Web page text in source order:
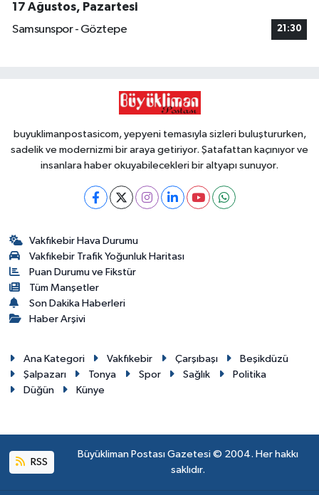
17 Ağustos, Pazartesi
Samsunspor - Göztepe
21:30
buyuklimanpostasicom, yepyeni temasıyla sizleri buluştururken,
sadelik ve modernizmi bir araya getiriyor. Şatafattan kaçınıyor ve
insanlara haber okuyabilecekleri bir altyapı sunuyor.
Vakfıkebir Hava Durumu
Vakfıkebir Trafik Yoğunluk Haritası
Puan Durumu ve Fikstür
Tüm Manşetler
Son Dakika Haberleri
Haber Arşivi
Ana Kategori Vakfıkebir Çarşıbaşı
Beşikdüzü
Şalpazarı
Tonya Spor Sağlık
Politika
Düğün
Künye
RSS
Büyükliman Postası Gazetesi © 2004. Her hakkı
saklıdır.